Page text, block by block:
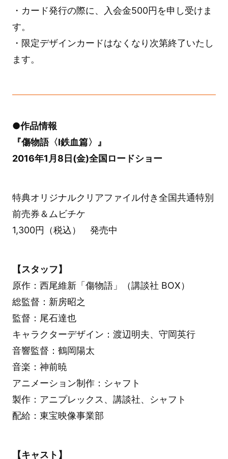
・カード発行の際に、入会金500円を申し受けま
す。
・限定デザインカードはなくなり次第終了いたし
ます。
●作品情報
『傷物語〈Ⅰ鉄血篇〉』
2016年1月8日(金)全国ロードショー
特典オリジナルクリアファイル付き全国共通特別
前売券＆ムビチケ
1,300円（税込） 発売中
【スタッフ】
原作：西尾維新「傷物語」（講談社 BOX）
総監督：新房昭之
監督：尾石達也
キャラクターデザイン：渡辺明夫、守岡英行
音響監督：鶴岡陽太
音楽：神前暁
アニメーション制作：シャフト
製作：アニプレックス、講談社、シャフト
配給：東宝映像事業部
【キャスト】